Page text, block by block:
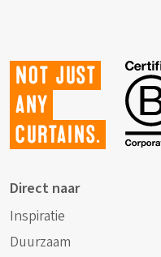
Not just
any
curtains.
Direct naar
Inspiratie
Duurzaam